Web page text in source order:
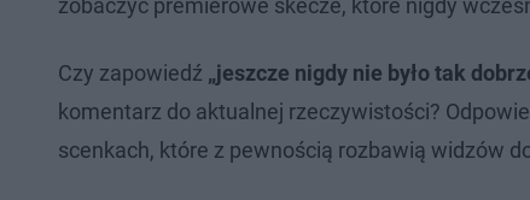
zobaczyć premierowe skecze, które nigdy
Czy zapowiedź „jeszcze nigdy nie było tak
komentarz do aktualnej rzeczywistości?
scenkach, które z pewnością rozbawią widzów